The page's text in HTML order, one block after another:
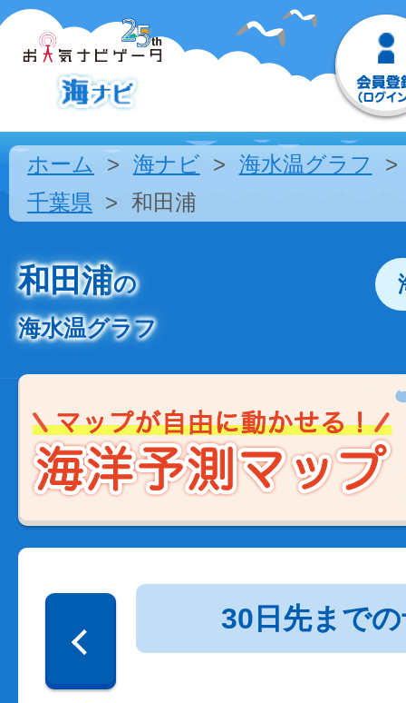
ホーム 海ナビ
海水温グラフ
千葉県
和田浦
和田浦の
海水温グラフ
30日先まで